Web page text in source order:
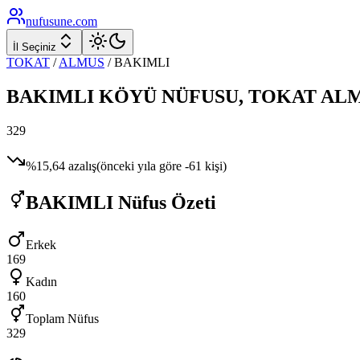
nufusune.com
İl Seçiniz
TOKAT / ALMUS /BAKIMLI
BAKIMLI KÖYÜ NÜFUSU, TOKAT
329
%15,64 azalış(önceki yıla göre -61 kişi)
BAKIMLI Nüfus Özeti
Erkek
169
Kadın
160
Toplam Nüfus
329